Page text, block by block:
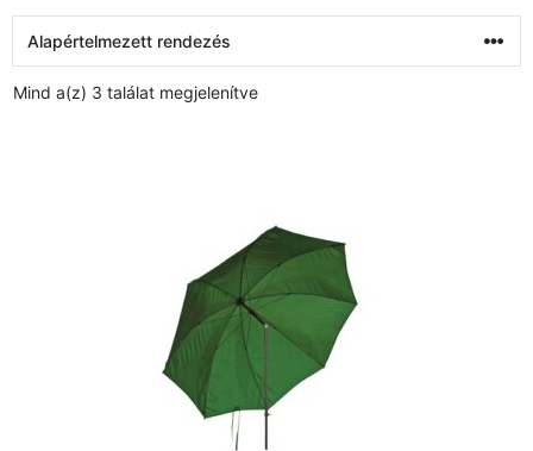
Mind a(z) 3 találat megjelenítve